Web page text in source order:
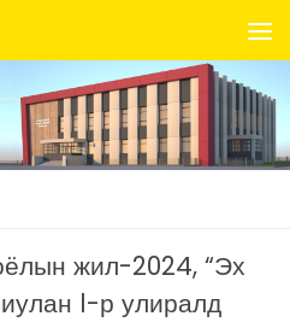
жил-2024, “Эх
l-р улиралд